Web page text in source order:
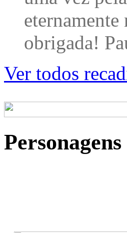
mais. Dulce
Castelinho
quando eu
Agradeço
e rezo por